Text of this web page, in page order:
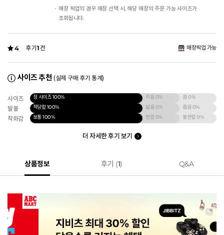
매장 픽업의 경우 매장 선택 시, 해당 매장의 주문 가능 사이즈가
조회됩니다.
4 후기1건 매장픽업 가능
사이즈 추천 (실제 구매 후기 통계)
사이즈 정 사이즈100% 작음0% 큼0%
발볼 적당함100% 넓음0% 좁음0%
착화감 보통100% 편함0% 불편함0%
더 자세한 후기 보기
상품정보 후기 (1) Q&A